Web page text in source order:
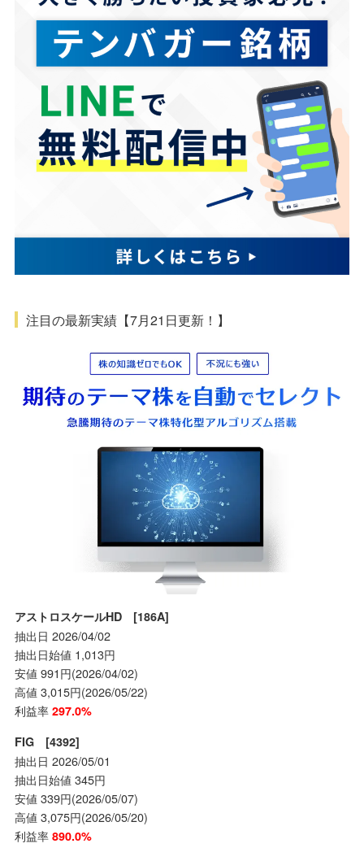
注目の最新実績【7月21日更新！】
アストロスケールHD [186A]
抽出日 2026/04/02
抽出日始値 1,013円
安値 991円(2026/04/02)
高値 3,015円(2026/05/22)
利益率 297.0%
FIG [4392]
抽出日 2026/05/01
抽出日始値 345円
安値 339円(2026/05/07)
高値 3,075円(2026/05/20)
利益率 890.0%